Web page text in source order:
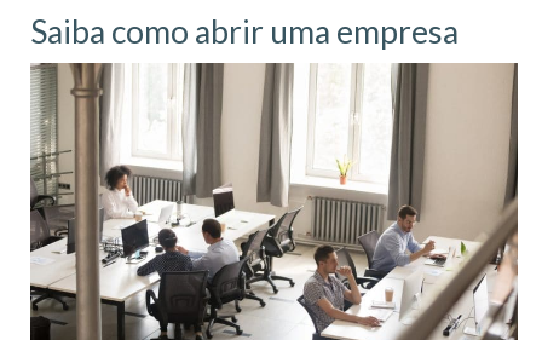
Saiba como abrir uma empresa